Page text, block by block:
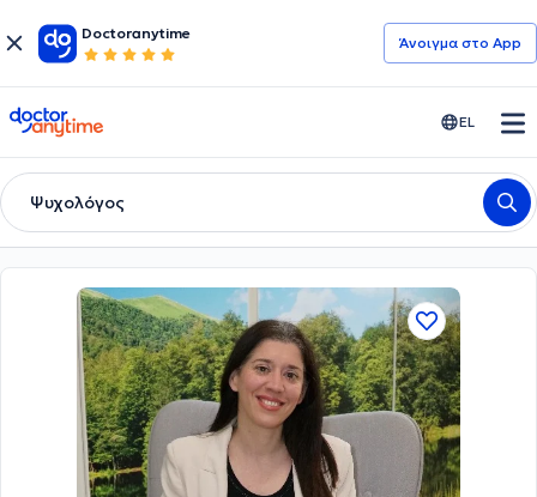
Doctoranytime
Άνοιγμα στο App
doctoranytime EL
Ψυχολόγος